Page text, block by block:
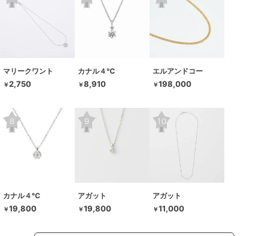
マリークワント
￥2,750
カナル４℃
￥8,910
エルアンドコー
￥198,000
カナル４℃
￥19,800
アガット
￥19,800
アガット
￥11,000